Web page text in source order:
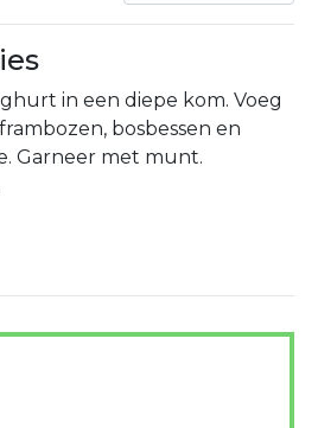
in een diepe kom. Voeg
bosbessen en
Garneer met munt.